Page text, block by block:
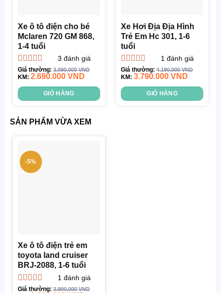
Xe ô tô điện cho bé
Mclaren 720 GM 868,
1-4 tuổi
Được xếp
hạng4.675
sao
3 đánh giá
Giá thường:3.090.000VND
KM: 2.690.000 VND
GIỎ HÀNG
Xe Hơi Địa Địa Hình
Trẻ Em Hc 301, 1-6
tuổi
Được xếp
hạng4.00
5 sao
1đánh giá
Giá thường:4.190.000VND
KM: 3.790.000 VND
GIỎ HÀNG
SẢN PHẨM VỪA XEM
-5%
Xe ô tô điện trẻ em
toyota land cruiser
BRJ-2088, 1-6 tuổi
Được xếp
1 đánh giá
Giá thường:3.900.000VND